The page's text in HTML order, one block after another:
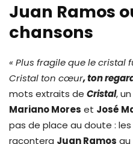
Juan Ramos
chansons
« Plus fragile que le cristal
Cristal ton cœur, ton
mots extraits de Cristal,
Mariano Mores et José
pas de place au doute :
racontera Juan Ramos au